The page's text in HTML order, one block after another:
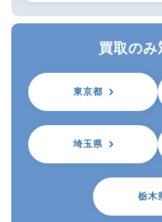
買取のみ
東京都
埼玉県
栃木